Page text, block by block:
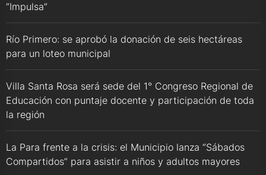
“Impulsa”
Río Primero: se aprobó la donación de seis hectáreas
para un loteo municipal
Villa Santa Rosa será sede del 1° Congreso Regional de
Educación con puntaje docente y participación de toda
la región
La Para frente a la crisis: el Municipio lanza “Sábados
Compartidos” para asistir a niños y adultos mayores